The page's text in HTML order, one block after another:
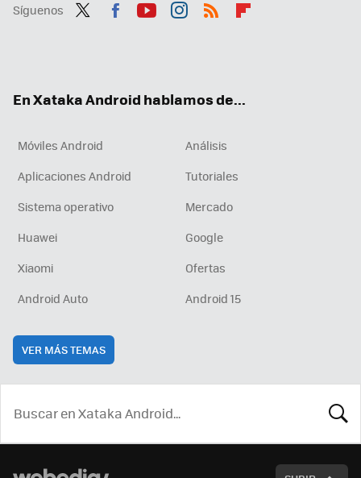
Síguenos
En Xataka Android hablamos de...
Móviles Android
Análisis
Aplicaciones Android
Tutoriales
Sistema operativo
Mercado
Huawei
Google
Xiaomi
Ofertas
Android Auto
Android 15
VER MÁS TEMAS